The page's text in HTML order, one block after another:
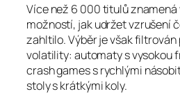
Více než 6 000 titulů
možností, jak udržet vzrušení
zahltilo. Výběr je však filtrován
volatility: automaty s vysokou
crash games s rychlými
stoly s krátkými koly.